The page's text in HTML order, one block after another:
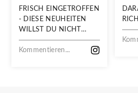
FRISCH EINGETROFFEN
- DIESE NEUHEITEN
WILLST DU NICHT
VERPASSEN!
Kommentieren...